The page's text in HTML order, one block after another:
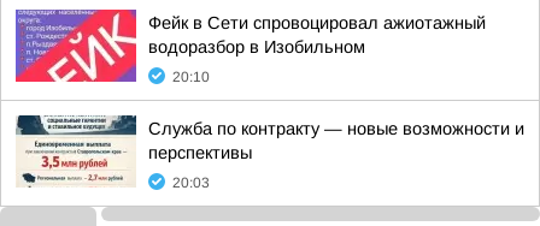
Фейк в Сети спровоцировал ажиотажный
водоразбор в Изобильном
20:10
Служба по контракту — новые возможности и
перспективы
20:03